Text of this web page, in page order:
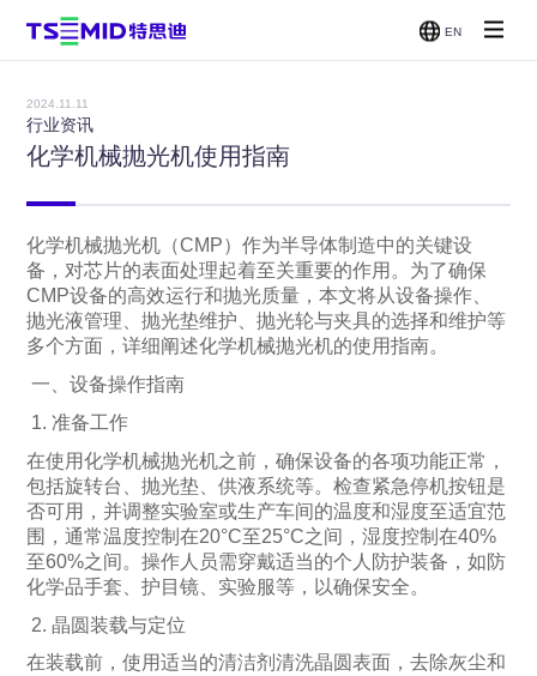
EN
贴片/刷
洗机
2024.11.11
行业资讯
化学机械抛光机使用指南
化学机械抛光机（CMP）作为半导体制造中的关键设
备，对芯片的表面处理起着至关重要的作用。为了确保
CMP设备的高效运行和抛光质量，本文将从设备操作、
抛光液管理、抛光垫维护、抛光轮与夹具的选择和维护等
多个方面，详细阐述化学机械抛光机的使用指南。
一、设备操作指南
1. 准备工作
在使用化学机械抛光机之前，确保设备的各项功能正常，
包括旋转台、抛光垫、供液系统等。检查紧急停机按钮是
否可用，并调整实验室或生产车间的温度和湿度至适宜范
围，通常温度控制在20°C至25°C之间，湿度控制在40%
至60%之间。操作人员需穿戴适当的个人防护装备，如防
化学品手套、护目镜、实验服等，以确保安全。
2. 晶圆装载与定位
在装载前，使用适当的清洁剂清洗晶圆表面，去除灰尘和